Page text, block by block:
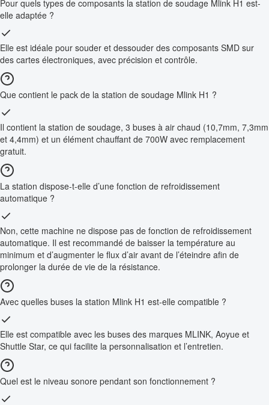
Pour quels types de composants la station de soudage Mlink H1 est-
elle adaptée ?
Elle est idéale pour souder et dessouder des composants SMD sur
des cartes électroniques, avec précision et contrôle.
Que contient le pack de la station de soudage Mlink H1 ?
Il contient la station de soudage, 3 buses à air chaud (10,7mm, 7,3mm
et 4,4mm) et un élément chauffant de 700W avec remplacement
gratuit.
La station dispose-t-elle d’une fonction de refroidissement
automatique ?
Non, cette machine ne dispose pas de fonction de refroidissement
automatique. Il est recommandé de baisser la température au
minimum et d’augmenter le flux d’air avant de l’éteindre afin de
prolonger la durée de vie de la résistance.
Avec quelles buses la station Mlink H1 est-elle compatible ?
Elle est compatible avec les buses des marques MLINK, Aoyue et
Shuttle Star, ce qui facilite la personnalisation et l’entretien.
Quel est le niveau sonore pendant son fonctionnement ?